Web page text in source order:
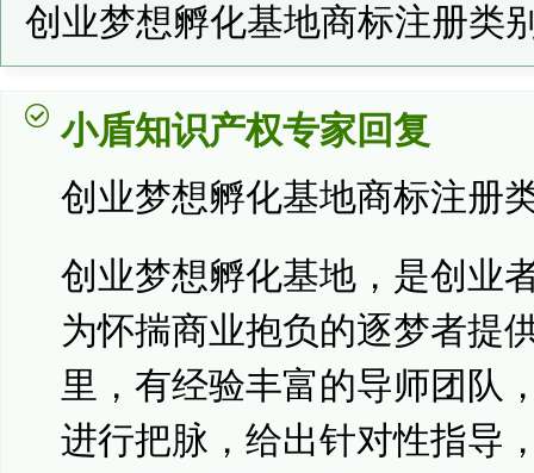
创业梦想孵化基地商标注册类
小盾知识产权专家回复
创业梦想孵化基地商标注册
创业梦想孵化基地，是创业
为怀揣商业抱负的逐梦者提
里，有经验丰富的导师团队
进行把脉，给出针对性指导